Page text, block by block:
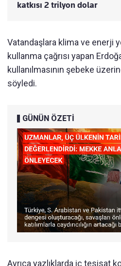
katkısı 2 trilyon dolar
Vatandaşlara klima ve enerji
kullanma çağrısı yapan
kullanılmasının şebeke
söyledi.
GÜNÜN ÖZETİ
Ayrıca yazlıklarda iç tesisat